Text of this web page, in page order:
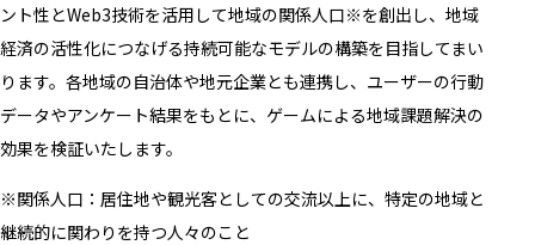
ント性とWeb3技術を活用して地域の関係人口※を創出し、地域
経済の活性化につなげる持続可能なモデルの構築を目指してまい
ります。各地域の自治体や地元企業とも連携し、ユーザーの行動
データやアンケート結果をもとに、ゲームによる地域課題解決の
効果を検証いたします。
※関係人口：居住地や観光客としての交流以上に、特定の地域と
継続的に関わりを持つ人々のこと